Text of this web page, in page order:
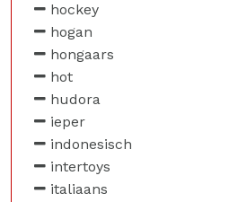
hockey
hogan
hongaars
hot
hudora
ieper
indonesisch
intertoys
italiaans